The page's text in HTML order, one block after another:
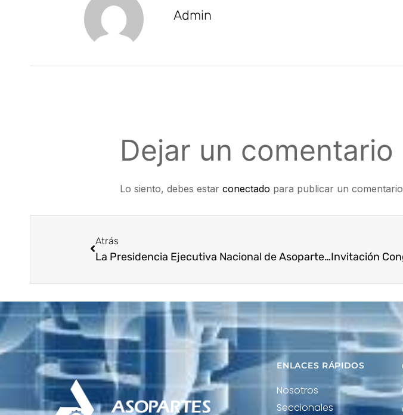
Admin
Dejar un comentario
Lo siento, debes estar conectado para publicar un
Atrás
La Presidencia Ejecutiva Nacional de Asopartes visitó Ipiales, frontera con el vecino país del Ecuador.
ENLACES RÁPIDOS
Nosotros
Seccionales